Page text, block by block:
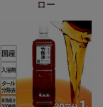
ロー